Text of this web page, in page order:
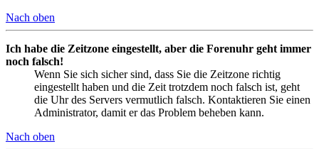
Nach oben
Ich habe die Zeitzone eingestellt, aber die Forenuhr geht immer
noch falsch!
Wenn Sie sich sicher sind, dass Sie die Zeitzone richtig
eingestellt haben und die Zeit trotzdem noch falsch ist, geht
die Uhr des Servers vermutlich falsch. Kontaktieren Sie einen
Administrator, damit er das Problem beheben kann.
Nach oben